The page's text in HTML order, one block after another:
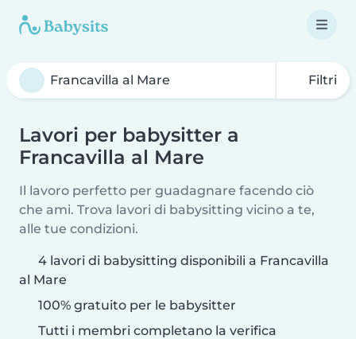
Filtri
Lavori per babysitter a
Francavilla al Mare
Il lavoro perfetto per guadagnare facendo ciò
che ami. Trova lavori di babysitting vicino a te,
alle tue condizioni.
4 lavori di babysitting disponibili a Francavilla
al Mare
100% gratuito per le babysitter
Tutti i membri completano la verifica